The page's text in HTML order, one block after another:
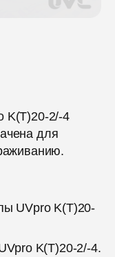
K(T)20-2/-4
для
UVpro K(T)20-
K(T)20-2/-4.